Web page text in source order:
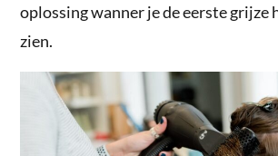
oplossing wanner je de eerste grijze
zien.